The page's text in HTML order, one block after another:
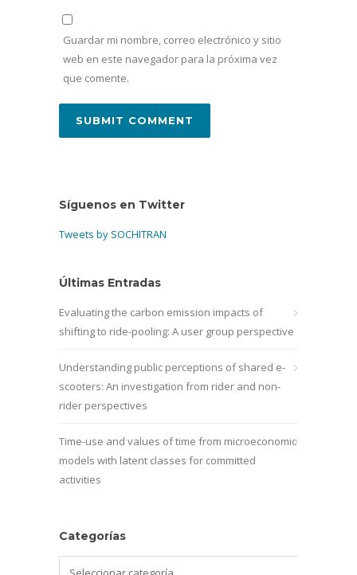
Guardar mi nombre, correo electrónico y sitio
web en este navegador para la próxima vez
que comente.
Síguenos en Twitter
Tweets by SOCHITRAN
Últimas Entradas
Evaluating the carbon emission impacts of
shifting to ride-pooling: A user group perspective
Understanding public perceptions of shared e-
scooters: An investigation from rider and non-
rider perspectives
Time-use and values of time from microeconomic
models with latent classes for committed
activities
Categorías